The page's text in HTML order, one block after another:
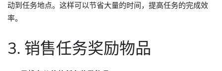
动到任务地点。这样可以节省大量的时间，提高任务的完成效
率。
3. 销售任务奖励物品